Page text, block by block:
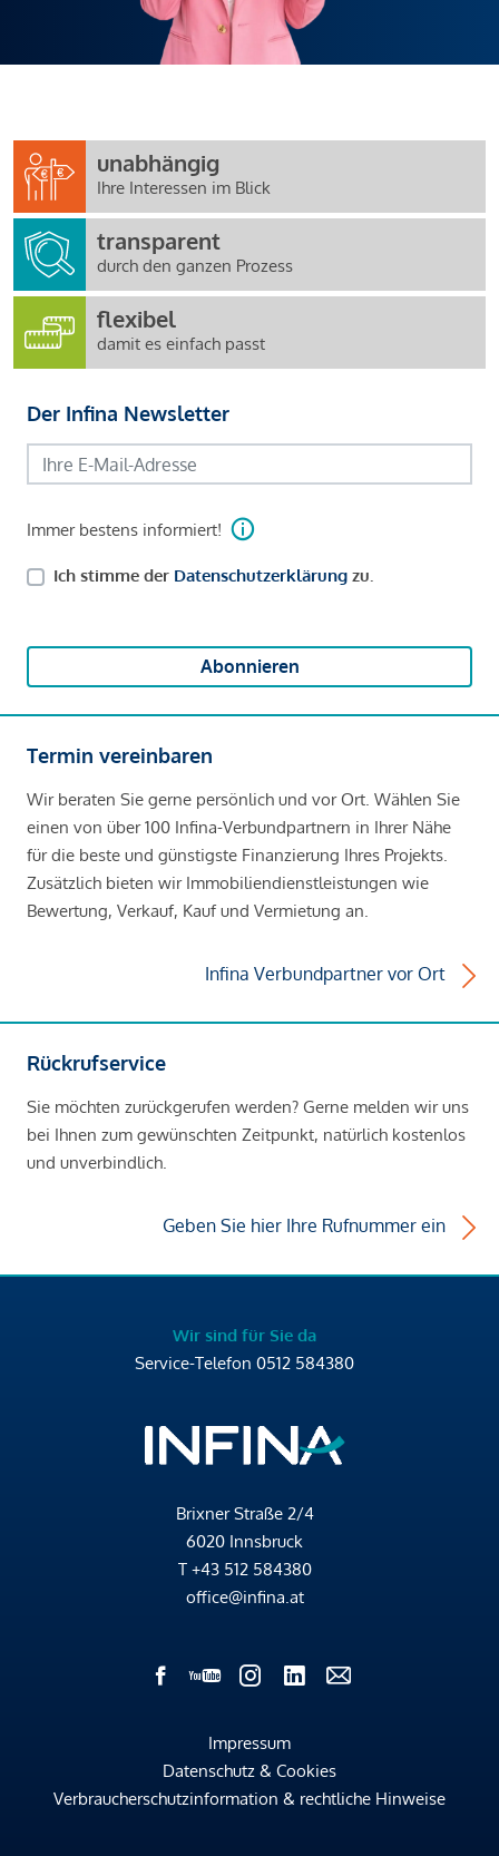
unabhängig
Ihre Interessen im Blick
transparent
durch den ganzen Prozess
flexibel
damit es einfach passt
Der Infina Newsletter
Immer bestens informiert!
Ich stimme der Datenschutzerklärung zu.
Abonnieren
Termin vereinbaren
Wir beraten Sie gerne persönlich und vor Ort. Wählen Sie
einen von über 100 Infina-Verbundpartnern in Ihrer Nähe
für die beste und günstigste Finanzierung Ihres Projekts.
Zusätzlich bieten wir Immobiliendienstleistungen wie
Bewertung, Verkauf, Kauf und Vermietung an.
Infina Verbundpartner vor Ort
Rückrufservice
Sie möchten zurückgerufen werden? Gerne melden wir uns
bei Ihnen zum gewünschten Zeitpunkt, natürlich kostenlos
und unverbindlich.
Geben Sie hier Ihre Rufnummer ein
Wir sind für Sie da
Service-Telefon 0512 584380
Brixner Straße 2/4
6020 Innsbruck
T +43 512 584380
office@infina.at
Impressum
Datenschutz & Cookies
Verbraucherschutzinformation & rechtliche Hinweise